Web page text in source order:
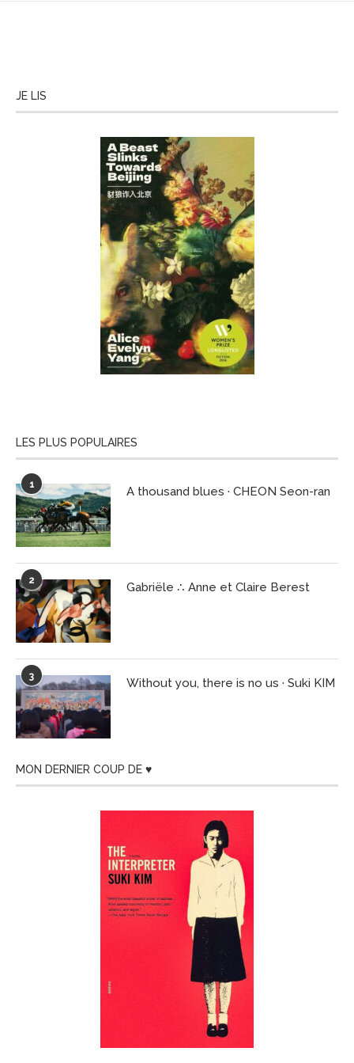
JE LIS
LES PLUS POPULAIRES
1 A thousand blues · CHEON Seon-ran
2 Gabriële ∴ Anne et Claire Berest
3 Without you, there is no us · Suki KIM
MON DERNIER COUP DE ♥